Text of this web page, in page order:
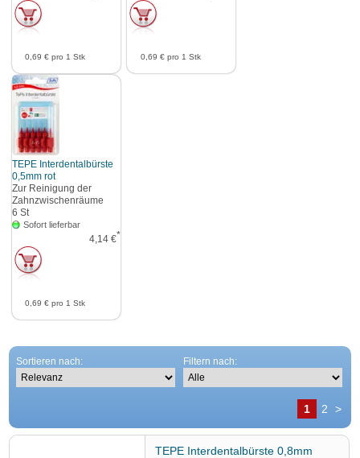
0,69 € pro 1 Stk 0,69 €pro 1 Stk
TEPE Interdentalbürste
0,5mm rot
Zur Reinigung der
Zahnzwischenräume
6St
Sofort lieferbar
4,14 €*
0,69 € pro 1 Stk
Sortieren nach: Filtern nach:
1 2 >
TEPE Interdentalbürste 0,8mm